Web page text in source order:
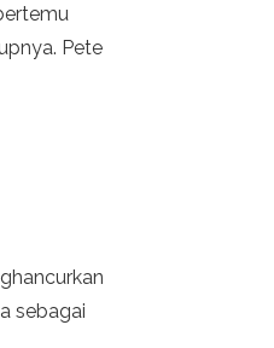
Pete
sebagai